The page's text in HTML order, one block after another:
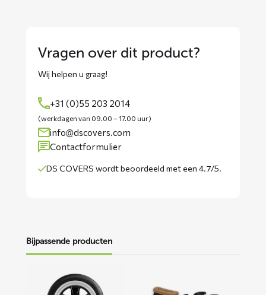
Vragen over dit product?
Wij helpen u graag!
+31 (0)55 203 2014
(werkdagen van 09.00 – 17.00 uur)
info@dscovers.com
Contactformulier
DS COVERS wordtbeoordeeld met een 4.7/5.
Bijpassende producten